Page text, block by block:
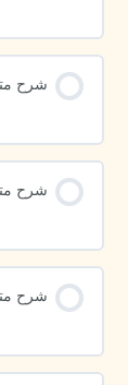
شرح
شرح
شرح